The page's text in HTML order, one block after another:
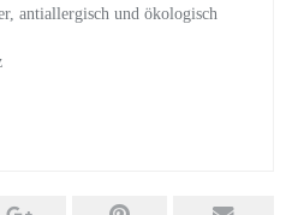
antiallergisch und ökologisch